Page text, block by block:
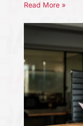
Read More »